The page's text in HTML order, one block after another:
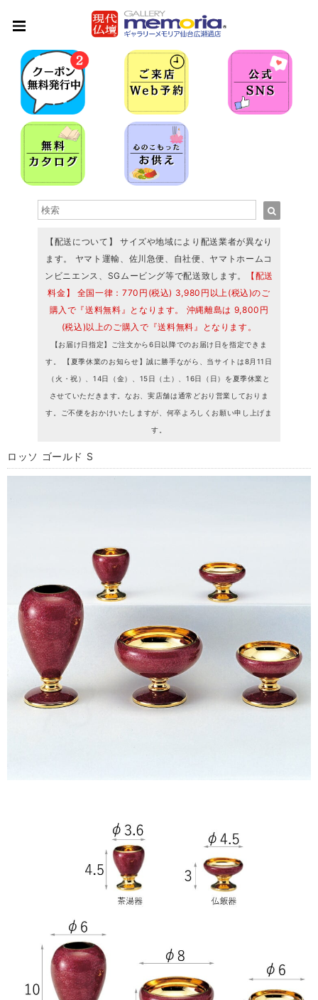
【配送について】 サイズや地域により配送業者が異なり
ます。 ヤマト運輸、佐川急便、自社便、ヤマトホームコ
ンビニエンス、SGムービング等で配送致します。
【配送
料金】 全国一律：770円(税込) 3,980円以上(税込)のご
購入で『送料無料』となります。 沖縄離島は 9,800円
(税込)以上のご購入で『送料無料』となります。
【お届け日指定】ご注文から6日以降でのお届け日を指定できま
す。 【夏季休業のお知らせ】誠に勝手ながら、当サイトは8月11日
（火・祝）、14日（金）、15日（土）、16日（日）を夏季休業と
させていただきます。なお、実店舗は通常どおり営業しておりま
す。ご不便をおかけいたしますが、何卒よろしくお願い申し上げま
す。
ロッソ ゴールド S